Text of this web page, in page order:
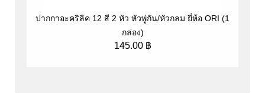
ปากกาอะคริลิค 12 สี 2 หัว หัวพู่กัน/หัวกลม ยี่ห้อ ORI (1
กล่อง)
145.00 ฿